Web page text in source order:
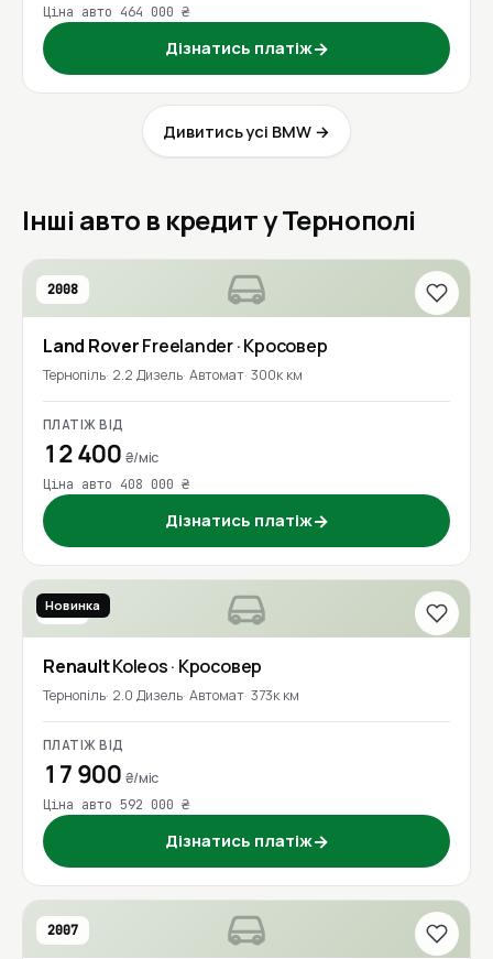
Ціна авто 464 000 ₴
Дізнатись платіж→
Дивитись усі BMW →
Інші авто в кредит у Тернополі
2008
Land RoverFreelander· Кросовер
Тернопіль 2.2 Дизель Автомат 300к км
ПЛАТІЖ ВІД
12 400 ₴/міс
Ціна авто 408 000 ₴
Дізнатись платіж→
2016
Новинка
RenaultKoleos· Кросовер
Тернопіль 2.0 Дизель Автомат 373к км
ПЛАТІЖ ВІД
17 900 ₴/міс
Ціна авто 592 000 ₴
Дізнатись платіж→
2007